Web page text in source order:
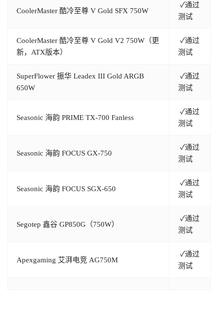
CoolerMaster 酷冷至尊 V Gold SFX 750W
✓通过
测试
CoolerMaster 酷冷至尊 V Gold V2 750W（更
新，ATX版本）
✓通过
测试
SuperFlower 振华 Leadex III Gold ARGB
650W
✓通过
测试
Seasonic 海韵 PRIME TX-700 Fanless
✓通过
测试
Seasonic 海韵 FOCUS GX-750
✓通过
测试
Seasonic 海韵 FOCUS SGX-650
✓通过
测试
Segotep 鑫谷 GP850G（750W）
✓通过
测试
Apexgaming 艾湃电竞 AG750M
✓通过
测试